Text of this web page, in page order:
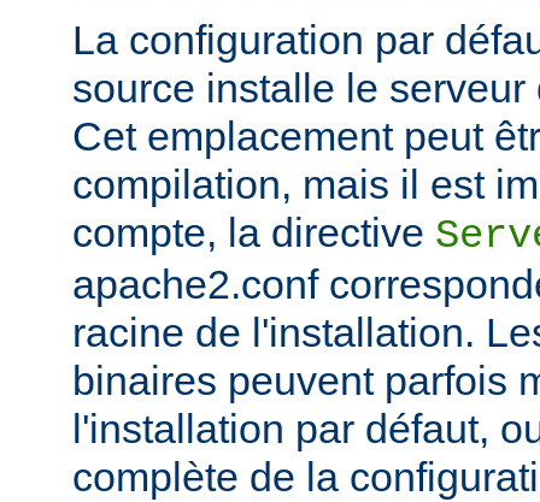
La configuration par
source installe le
Cet emplacement peut
compilation, mais il est
compte, la directive
apache2.conf
racine de l'installation.
binaires peuvent parfois
l'installation par défaut,
complète de la